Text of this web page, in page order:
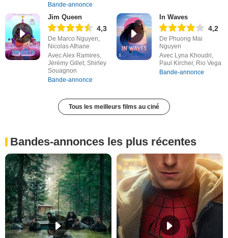
Bande-annonce
Jim Queen
4,3
De Marco Nguyen,
Nicolas Athane
Avec Alex Ramires,
Jérémy Gillet, Shirley
Souagnon
Bande-annonce
In Waves
4,2
De Phuong Mai
Nguyen
Avec Lyna Khoudri,
Paul Kircher, Rio Vega
Bande-annonce
Tous les meilleurs films au ciné
Bandes-annonces les plus récentes